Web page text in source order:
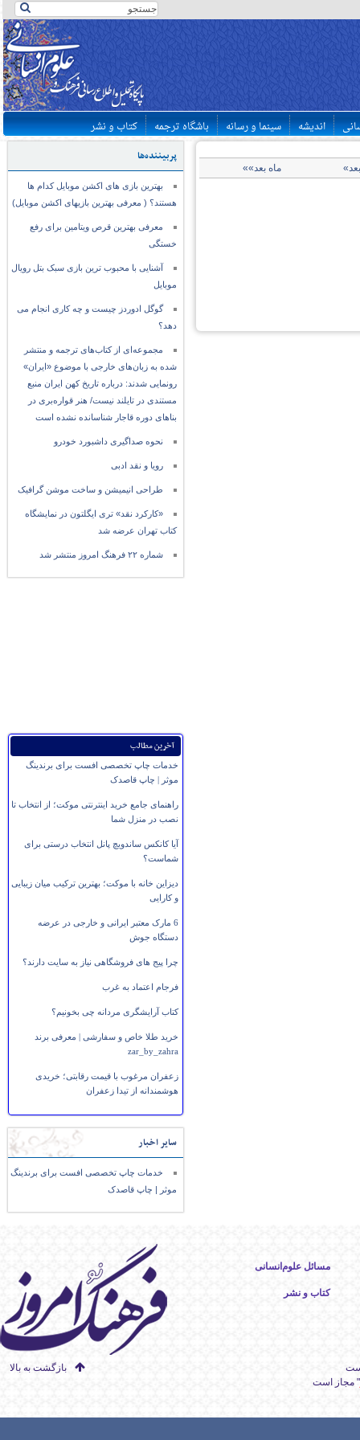
اندیشه سینما و رسانه باشگاه ترجمه کتاب و نشر
پربیننده‌ها
بهترین بازی های اکشن موبایل کدام ها
هستند؟ ( معرفی بهترین بازیهای اکشن موبایل)
معرفی بهترین قرص ویتامین برای رفع
خستگی
آشنایی با محبوب ترین بازی سبک بتل رویال
موبایل
گوگل ادوردز چیست و چه کاری انجام می
دهد؟
مجموعه‌ای از کتاب‌های ترجمه و منتشر
شده به زبان‌های خارجی با موضوع «ایران»
رونمایی شدند: درباره تاریخ کهن ایران منبع
مستندی در تایلند نیست/ هنر قواره‌بری در
بناهای دوره قاجار شناسانده نشده است
نحوه صداگیری داشبورد خودرو
رویا و نقد ادبی
طراحی انیمیشن و ساخت موشن گرافیک
«کارکرد نقد» تری ایگلتون در نمایشگاه
کتاب تهران عرضه شد
شماره ۲۲ فرهنگ امروز منتشر شد
آخرین مطالب
خدمات چاپ تخصصی افست برای برندینگ
موثر | چاپ قاصدک
راهنمای جامع خرید اینترنتی موکت؛ از انتخاب تا
نصب در منزل شما
آیا کانکس ساندویچ پانل انتخاب درستی برای
شماست؟
دیزاین خانه با موکت؛ بهترین ترکیب میان زیبایی
و کارایی
6 مارک معتبر ایرانی و خارجی در عرضه
دستگاه جوش
چرا پیج های فروشگاهی نیاز به سایت دارند؟
فرجام اعتماد به غرب
کتاب آرایشگری مردانه چی بخونیم؟
خرید طلا خاص و سفارشی | معرفی برند
zar_by_zahra
زعفران مرغوب با قیمت رقابتی؛ خریدی
هوشمندانه از تیدا زعفران
سایر اخبار
خدمات چاپ تخصصی افست برای برندینگ
موثر | چاپ قاصدک
ماه بعد»»
مسائل علوم‌انسانی
کتاب و نشر
بازگشت به بالا
" مجاز است